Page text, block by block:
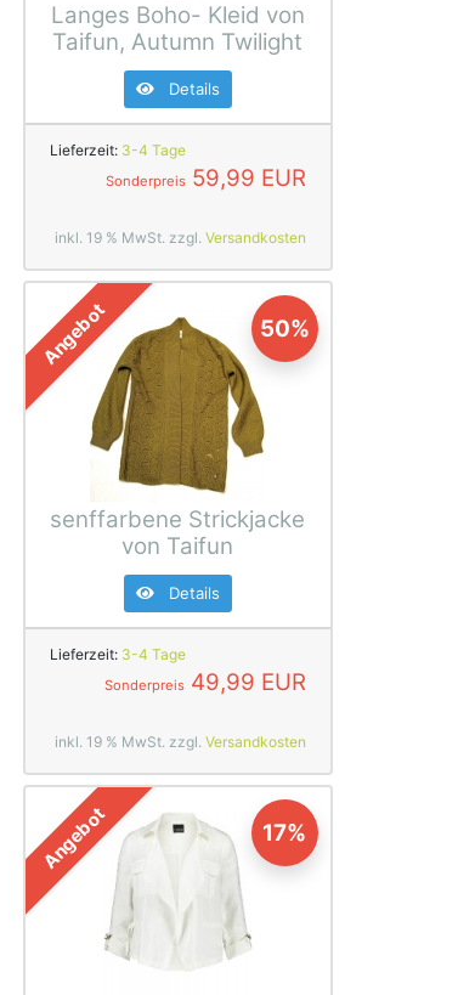
Langes Boho- Kleid von
Taifun, Autumn Twilight
Details
Lieferzeit: 3-4 Tage
Sonderpreis59,99 EUR
inkl. 19 % MwSt. zzgl. Versandkosten
Angebot
senffarbene Strickjacke
von Taifun
Details
Lieferzeit: 3-4 Tage
Sonderpreis49,99 EUR
50%
inkl. 19 % MwSt. zzgl. Versandkosten
Angebot 17%